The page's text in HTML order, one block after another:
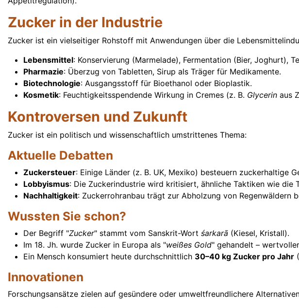
Zucker in der Industrie
Zucker ist ein vielseitiger Rohstoff mit Anwendungen über die
Lebensmittel: Konservierung (Marmelade), Fermentation (Bier, Joghurt),
Pharmazie: Überzug von Tabletten, Sirup als Träger für Medikamente.
Biotechnologie: Ausgangsstoff für Bioethanol oder Bioplastik.
Kosmetik: Feuchtigkeitsspendende Wirkung in Cremes (z. B. Glycerin aus
Kontroversen und Zukunft
Zucker ist ein politisch und wissenschaftlich umstrittenes Thema:
Aktuelle Debatten
Zuckersteuer: Einige Länder (z. B. UK, Mexiko) besteuern zuckerhaltige
Lobbyismus: Die Zuckerindustrie wird kritisiert, ähnliche Taktiken wie die
Nachhaltigkeit: Zuckerrohranbau trägt zur Abholzung von Regenwäldern
Wussten Sie schon?
Der Begriff "Zucker" stammt vom Sanskrit-Wort śarkarā (Kiesel, Kristall).
Im 18. Jh. wurde Zucker in Europa als "weißes Gold" gehandelt –
Ein Mensch konsumiert heute durchschnittlich 30–40 kg Zucker pro Jahr
Innovationen
Forschungsansätze zielen auf gesündere oder umweltfreundlichere